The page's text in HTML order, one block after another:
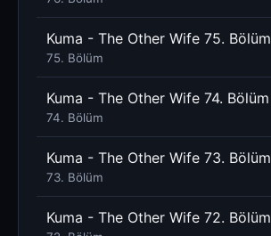
Kuma - The Other Wife 75. Bölüm
75. Bölüm
Kuma - The Other Wife 74. Bölüm
74. Bölüm
Kuma - The Other Wife 73. Bölüm
73. Bölüm
Kuma - The Other Wife 72. Bölüm